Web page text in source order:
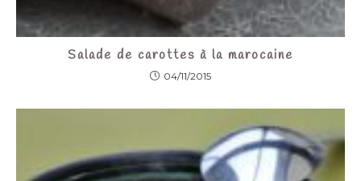
Salade de carottes à la marocaine
04/11/2015